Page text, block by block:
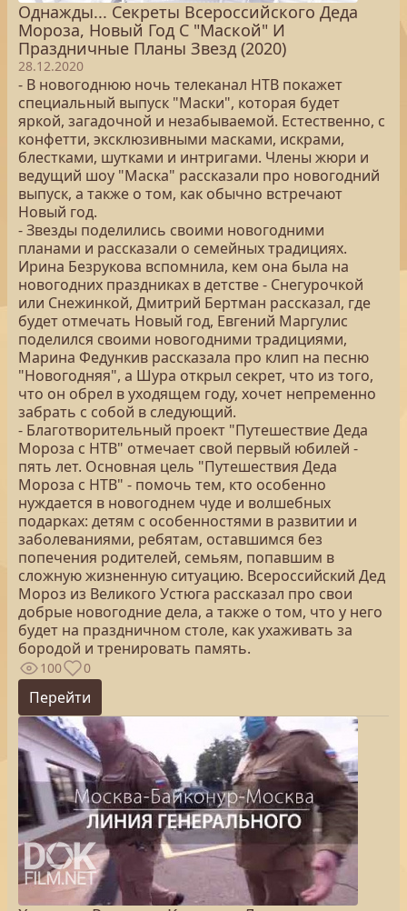
Однажды... Секреты Всероссийского Деда
Мороза, Новый Год С "Маской" И
Праздничные Планы Звезд (2020)
28.12.2020
- В новогоднюю ночь телеканал НТВ покажет
специальный выпуск "Маски", которая будет
яркой, загадочной и незабываемой. Естественно, с
конфетти, эксклюзивными масками, искрами,
блестками, шутками и интригами. Члены жюри и
ведущий шоу "Маска" рассказали про новогодний
выпуск, а также о том, как обычно встречают
Новый год.
- Звезды поделились своими новогодними
планами и рассказали о семейных традициях.
Ирина Безрукова вспомнила, кем она была на
новогодних праздниках в детстве - Снегурочкой
или Снежинкой, Дмитрий Бертман рассказал, где
будет отмечать Новый год, Евгений Маргулис
поделился своими новогодними традициями,
Марина Федункив рассказала про клип на песню
"Новогодняя", а Шура открыл секрет, что из того,
что он обрел в уходящем году, хочет непременно
забрать с собой в следующий.
- Благотворительный проект "Путешествие Деда
Мороза с НТВ" отмечает свой первый юбилей -
пять лет. Основная цель "Путешествия Деда
Мороза с НТВ" - помочь тем, кто особенно
нуждается в новогоднем чуде и волшебных
подарках: детям с особенностями в развитии и
заболеваниями, ребятам, оставшимся без
попечения родителей, семьям, попавшим в
сложную жизненную ситуацию. Всероссийский Дед
Мороз из Великого Устюга рассказал про свои
добрые новогодние дела, а также о том, что у него
будет на праздничном столе, как ухаживать за
бородой и тренировать память.
100 0
Перейти